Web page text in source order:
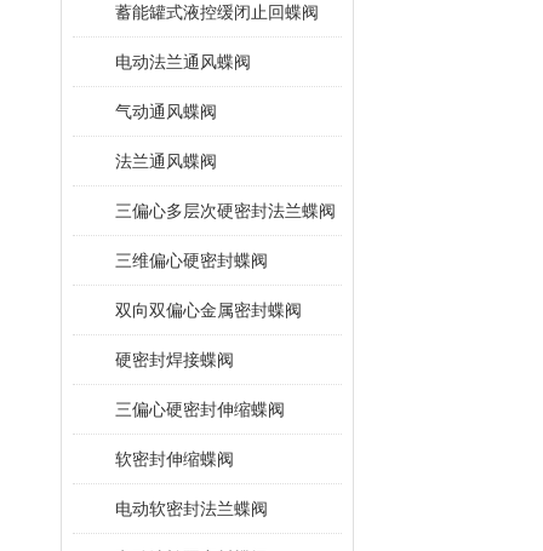
蓄能罐式液控缓闭止回蝶阀
电动法兰通风蝶阀
气动通风蝶阀
法兰通风蝶阀
三偏心多层次硬密封法兰蝶阀
三维偏心硬密封蝶阀
双向双偏心金属密封蝶阀
硬密封焊接蝶阀
三偏心硬密封伸缩蝶阀
软密封伸缩蝶阀
电动软密封法兰蝶阀